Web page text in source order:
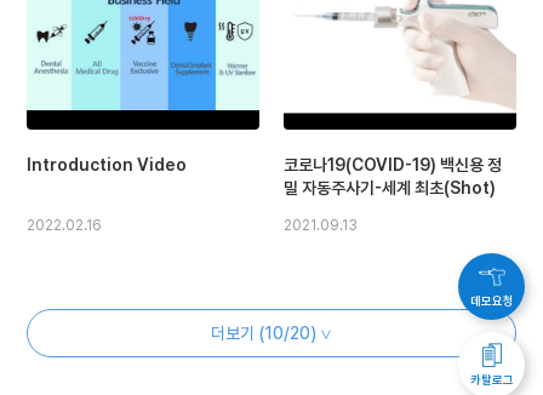
데모요청
카탈로그
Introduction Video
2022.02.16
코로나19(COVID-19) 백신용 정
밀 자동주사기-세계 최초(Shot)
2021.09.13
더보기 (10/20) ∨